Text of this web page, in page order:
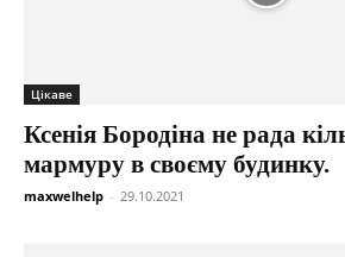
Цікаве
Ксенія Бородіна не рада
мармуру в своєму будинку.
maxwelhelp - 29.10.2021